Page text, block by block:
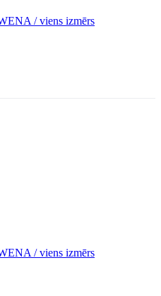
/ viens izmērs
/ viens izmērs